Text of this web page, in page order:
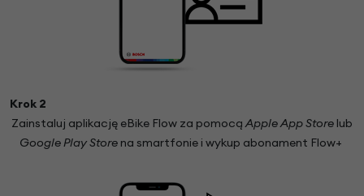
Krok 2
Zainstaluj aplikację eBike Flow za pomocąApple App Store lub
Google Play Store na smartfonie i wykup abonament Flow+